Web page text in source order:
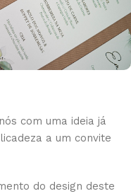
com uma ideia já
a um convite
do design deste